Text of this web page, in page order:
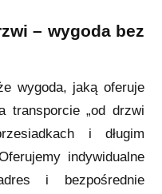
– wygoda bez
wygoda, jaką oferuje
transporcie „od drzwi
i długim
indywidualne
i bezpośrednie